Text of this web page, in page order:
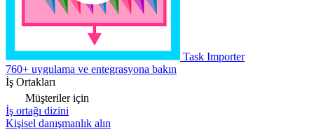
Task Importer
760+ uygulama ve entegrasyona bakın
İş Ortakları
Müşteriler için
İş ortağı dizini
Kişisel danışmanlık alın